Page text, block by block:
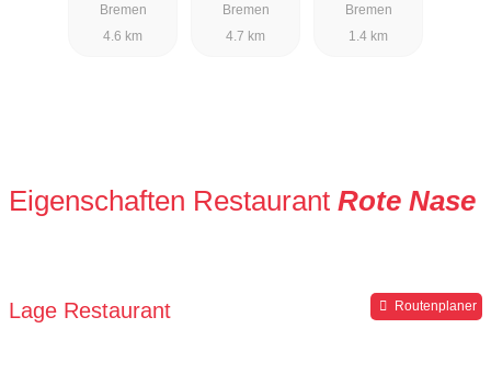
Bremen
4.6 km
Bremen
4.7 km
Bremen
1.4 km
Eigenschaften Restaurant Rote Nase
Lage Restaurant Routenplaner